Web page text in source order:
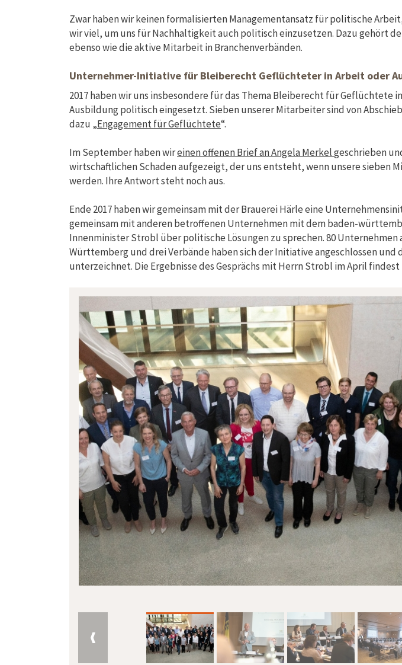
Zwar haben wir keinen formalisierten Managementansatz für politische
wir viel, um uns für Nachhaltigkeit auch politisch einzusetzen. Dazu gehört
ebenso wie die aktive Mitarbeit in Branchenverbänden.
Unternehmer-Initiative für Bleiberecht Geflüchteter in Arbeit oder
2017 haben wir uns insbesondere für das Thema Bleiberecht für Geflüchtete
Ausbildung politisch eingesetzt. Sieben unserer Mitarbeiter sind von
dazu „Engagement für Geflüchtete“.
Im September haben wireinen offenen Brief an Angela Merkelgeschrieben
wirtschaftlichen Schaden aufgezeigt, der uns entsteht, wenn unsere sieben
werden. Ihre Antwort steht noch aus.
Ende 2017 haben wir gemeinsam mit der Brauerei Härle eine
gemeinsam mit anderen betroffenen Unternehmen mit dem baden-
Innenminister Strobl über politische Lösungen zu sprechen. 80 Unternehmen
Württemberg und drei Verbände haben sich der Initiative angeschlossen und
unterzeichnet. Die Ergebnisse des Gesprächs mit Herrn Strobl im April findest